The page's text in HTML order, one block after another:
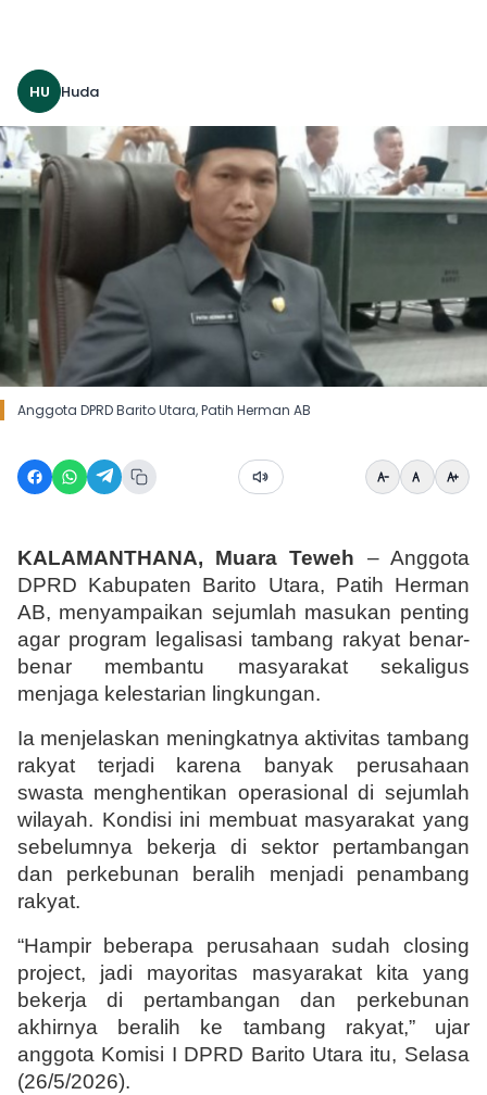
HU Huda
Anggota DPRD Barito Utara, Patih Herman AB
KALAMANTHANA, Muara Teweh – Anggota
DPRD Kabupaten Barito Utara, Patih Herman
AB, menyampaikan sejumlah masukan penting
agar program legalisasi tambang rakyat benar-
benar membantu masyarakat sekaligus
menjaga kelestarian lingkungan.
Ia menjelaskan meningkatnya aktivitas tambang
rakyat terjadi karena banyak perusahaan
swasta menghentikan operasional di sejumlah
wilayah. Kondisi ini membuat masyarakat yang
sebelumnya bekerja di sektor pertambangan
dan perkebunan beralih menjadi penambang
rakyat.
“Hampir beberapa perusahaan sudah closing
project, jadi mayoritas masyarakat kita yang
bekerja di pertambangan dan perkebunan
akhirnya beralih ke tambang rakyat,” ujar
anggota Komisi I DPRD Barito Utara itu, Selasa
(26/5/2026).